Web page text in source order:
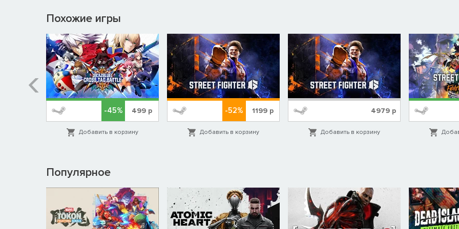
Похожие игры
-45% 499р
Добавить в корзину
-52% 1199р
Добавить в корзину
4979 р
Добавить в корзину
Популярное